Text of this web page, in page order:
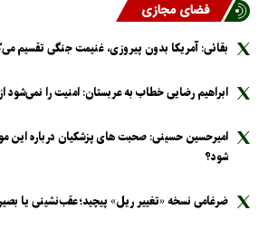
فضای مجازی
بقائی: آمریکا بدون پیروزی، غنیمت جنگی تقسیم
ابراهیم رضایی خطاب به عربستان: امنیت را نمی‌شود
امیرحسین حسینی: صحبت های پزشکیان درباره
شود؟
ضرغامی نسخه «تغییر ریل» پیچید؛ عقب‌نشینی یا